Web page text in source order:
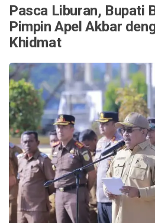
Pasca Liburan, Bupati
Pimpin Apel Akbar
Khidmat